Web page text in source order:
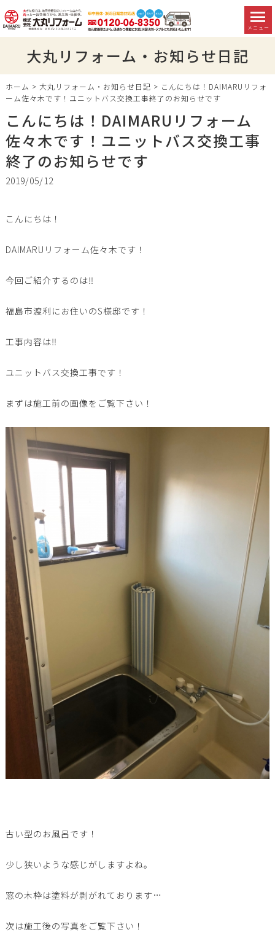
メニュー
大丸リフォーム・お知らせ日記
ホーム > 大丸リフォーム・お知らせ日記 > こんにちは！DAIMARUリフォ
ーム佐々木です！ユニットバス交換工事終了のお知らせです
こんにちは！DAIMARUリフォーム
佐々木です！ユニットバス交換工事
終了のお知らせです
2019/05/12
こんにちは！
DAIMARUリフォーム佐々木です！
今回ご紹介するのは‼️
福島市渡利にお住いのS様邸です！
工事内容は‼️
ユニットバス交換工事です！
まずは施工前の画像をご覧下さい！
古い型のお風呂です！
少し狭いような感じがしますよね。
窓の木枠は塗料が剥がれております…
次は施工後の写真をご覧下さい！